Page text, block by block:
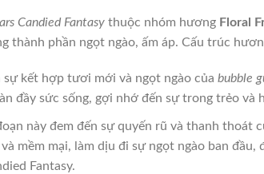
Candied Fantasy thuộc nhóm hương Floral
thành phần ngọt ngào, ấm áp. Cấu trúc
sự kết hợp tươi mới và ngọt ngào của bubble
đầy sức sống, gợi nhớ đến sự trong trẻo
này đem đến sự quyến rũ và thanh thoát
mềm mại, làm dịu đi sự ngọt ngào ban
Fantasy.